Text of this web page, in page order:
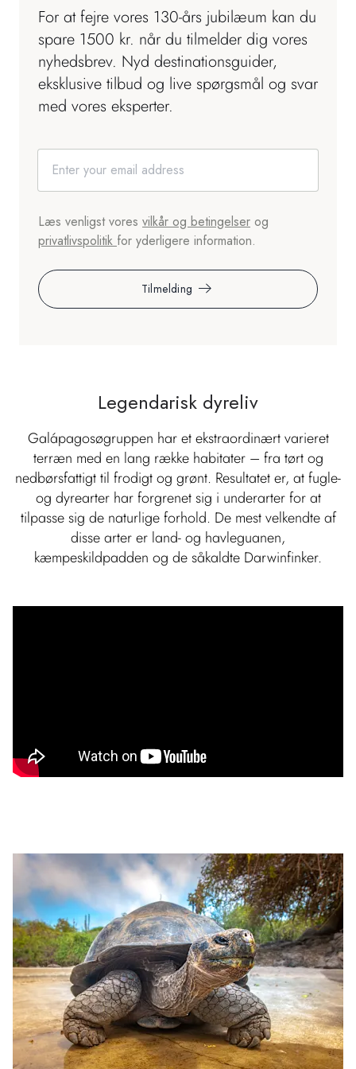
For at fejre vores 130-års jubilæum kan du
spare 1500 kr. når du tilmelder dig vores
nyhedsbrev. Nyd destinationsguider,
eksklusive tilbud og live spørgsmål og svar
med vores eksperter.
Tilmelding
Læs venligst vores vilkår og betingelser og
privatlivspolitik for yderligere information.
Legendarisk dyreliv
Galápagosøgruppen har et ekstraordinært varieret
terræn med en lang række habitater – fra tørt og
nedbørsfattigt til frodigt og grønt. Resultatet er, at fugle-
og dyrearter har forgrenet sig i underarter for at
tilpasse sig de naturlige forhold. De mest velkendte af
disse arter er land- og havleguanen,
kæmpeskildpadden og de såkaldte Darwinfinker.